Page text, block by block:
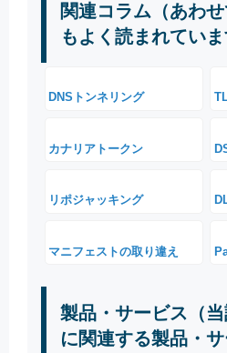
関連コラム（あわ
もよく読まれていま
DNSトンネリング
カナリアトークン
リポジャッキング
マニフェストの取り違え
製品・サービス（
に関連する製品・